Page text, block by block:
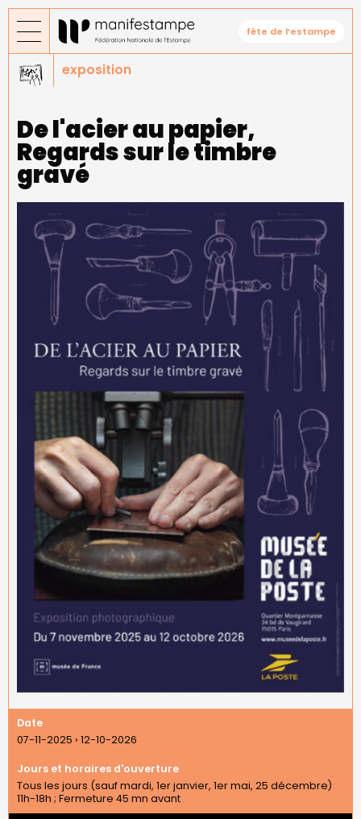
Aller
au
contenu
principal
fête de l’estampe
exposition
De l'acier au papier,
Regards sur le timbre
gravé
Date
07-11-2025 › 12-10-2026
Jours et horaires d'ouverture
Tous les jours (sauf mardi, 1er janvier, 1er mai, 25 décembre)
11h-18h ; Fermeture 45 mn avant